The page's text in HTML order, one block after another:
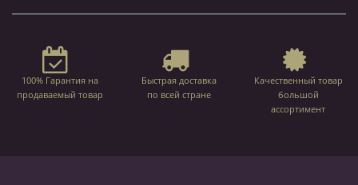
100% Гарантия на
продаваемый товар
Быстрая доставка
по всей стране
Качественный товар
большой
ассортимент